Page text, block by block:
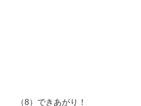
（8）できあがり！